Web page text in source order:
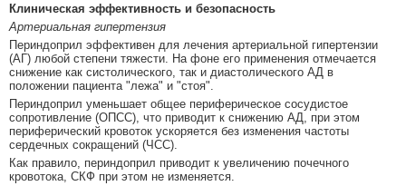
Клиническая эффективность и безопасность
Артериальная гипертензия
Периндоприл эффективен для лечения артериальной гипертензии
(АГ) любой степени тяжести. На фоне его применения отмечается
снижение как систолического, так и диастолического АД в
положении пациента "лежа" и "стоя".
Периндоприл уменьшает общее периферическое сосудистое
сопротивление (ОПСС), что приводит к снижению АД, при этом
периферический кровоток ускоряется без изменения частоты
сердечных сокращений (ЧСС).
Как правило, периндоприл приводит к увеличению почечного
кровотока, СКФ при этом не изменяется.